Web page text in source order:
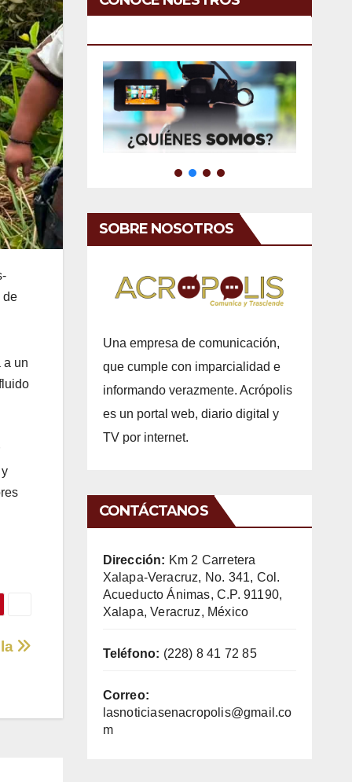
de
a un
SOBRE NOSOTROS
Una empresa de comunicación,
que cumple con imparcialidad e
informando verazmente. Acrópolis
es un portal web, diario digital y
TV por internet.
CONTÁCTANOS
Dirección: Km 2 Carretera
Xalapa-Veracruz, No. 341, Col.
Acueducto Ánimas, C.P. 91190,
Xalapa, Veracruz, México
Teléfono: (228) 8 41 72 85
Correo:
lasnoticiasenacropolis@gmail.co
m